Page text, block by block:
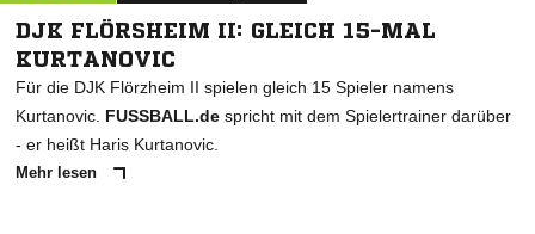
DJK FLÖRSHEIM II: GLEICH 15-MAL
KURTANOVIC
Für die DJK Flörzheim II spielen gleich 15 Spieler namens
Kurtanovic. FUSSBALL.de spricht mit dem Spielertrainer darüber
- er heißt Haris Kurtanovic.
Mehr lesen